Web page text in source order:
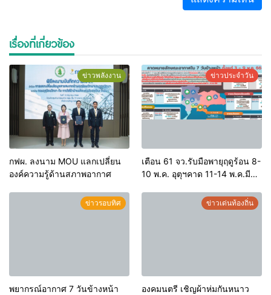
เรื่องที่เกี่ยวข้อง
ข่าวพลังงาน
กฟผ. ลงนาม MOU แลกเปลี่ยน
องค์ความรู้ด้านสภาพอากาศ
ข่าวประจำวัน
เตือน 61 จว.รับมือพายุฤดูร้อน 8-
10 พ.ค. อุตุฯคาด 11-14 พ.ค.มีฝน
ข่าวรอบทิศ
พยากรณ์อากาศ 7 วันข้างหน้า
ข่าวเด่นท้องถิ่น
องคมนตรี เชิญผ้าห่มกันหนาว